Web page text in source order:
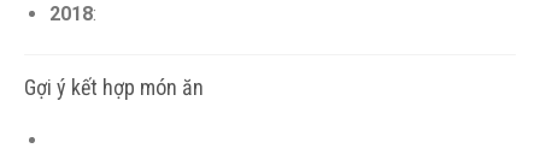
2018:
Gợi ý kết hợp món ăn